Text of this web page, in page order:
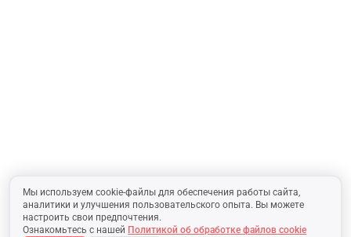
Мы используем cookie-файлы для обеспечения работы сайта,
аналитики и улучшения пользовательского опыта. Вы можете
настроить свои предпочтения.
Ознакомьтесь с нашей Политикой об обработке файлов cookie